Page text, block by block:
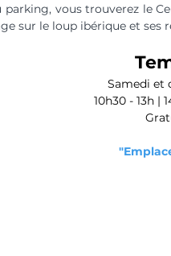
vous trouverez le
sur le loup ibérique et
Samedi et
10h30 - 13h |